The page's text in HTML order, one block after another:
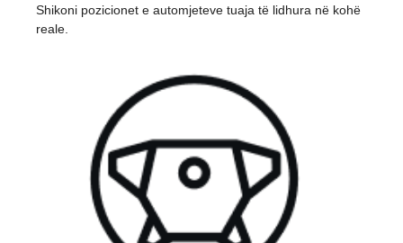
Shikoni pozicionet e automjeteve tuaja të lidhura në kohë
reale.